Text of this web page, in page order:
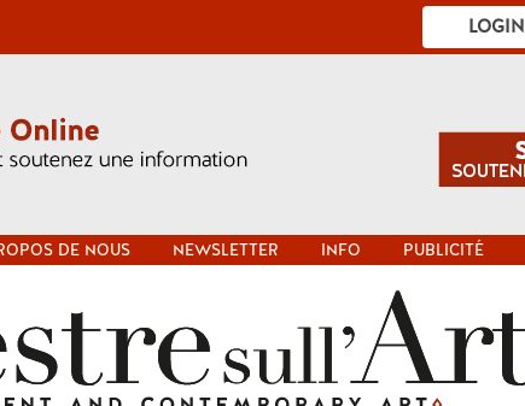
LOGIN
DE NOUS NEWSLETTER INFO PUBLICITÉ